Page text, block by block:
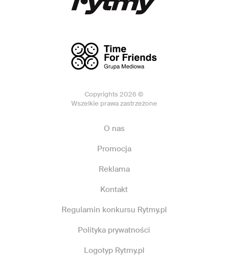
Copyrights 2026 ©
Wszelkie prawa zastrzeżone
O nas
Promocja
Reklama
Kontakt
Regulamin konkursu Rytmy.pl
Polityka prywatności
Logotyp Rytmy.pl